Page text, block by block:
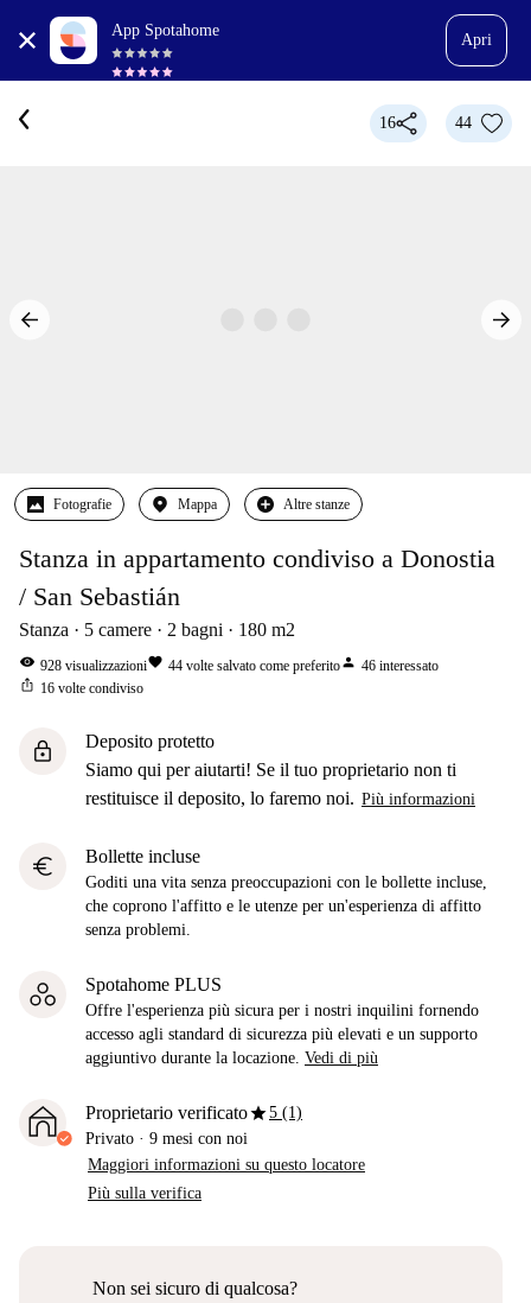
App Spotahome
Apri
16 44
Fotografie Mappa Altre stanze
Stanza in appartamento condiviso a Donostia
/ San Sebastián
Stanza 5 camere 2 bagni 180 m2
visibility 928 visualizzazionifavorite 44 volte salvato come preferitoperson 46 interessato
ios_share 16 volte condiviso
lock
Deposito protetto
Siamo qui per aiutarti! Se il tuo proprietario non ti
restituisce il deposito, lo faremo noi. Più informazioni
euro Bollette incluse
Goditi una vita senza preoccupazioni con le bollette incluse,
che coprono l'affitto e le utenze per un'esperienza di affitto
senza problemi.
Spotahome PLUS
Offre l'esperienza più sicura per i nostri inquilini fornendo
accesso agli standard di sicurezza più elevati e un supporto
aggiuntivo durante la locazione. Vedi di più
Proprietario verificatostar5 (1)
Privato · 9 mesi con noi
Maggiori informazioni su questo locatore
Più sulla verifica
Non sei sicuro di qualcosa?